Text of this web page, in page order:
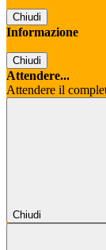
Chiudi
Informazione
Chiudi
Attendere...
Attendere il
Chiudi